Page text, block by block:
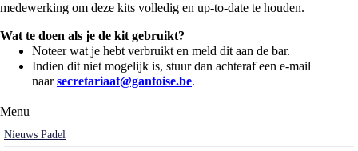
medewerking om deze kits volledig en up-to-date te houden.
Wat te doen als je de kit gebruikt?
Noteer wat je hebt verbruikt en meld dit aan de bar.
Indien dit niet mogelijk is, stuur dan achteraf een e-mail
naarsecretariaat@gantoise.be.
Menu
Nieuws Padel